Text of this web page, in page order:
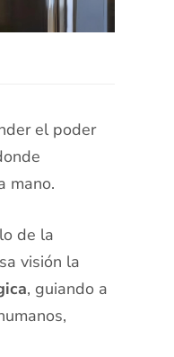
el poder
mano.
de la
visión la
, guiando a